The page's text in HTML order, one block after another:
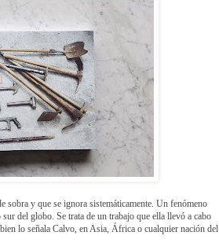
sobra y que se ignora sistemáticamente. Un fenómeno
del globo. Se trata de un trabajo que ella llevó a cabo
lo señala Calvo, en Asia, África o cualquier nación del